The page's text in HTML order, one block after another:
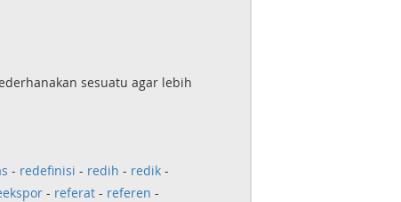
sesuatu agar lebih
- redefinisi - redih - redik-
- referat- referen -